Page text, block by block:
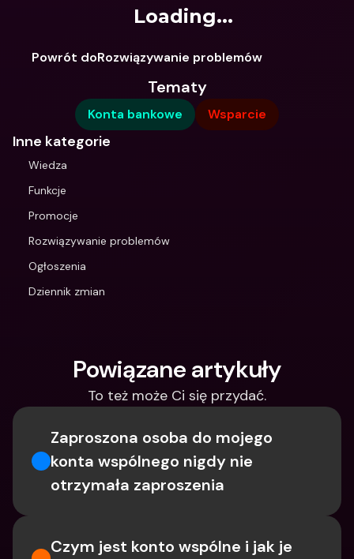
Loading...
Powrót doRozwiązywanie problemów
Tematy
Konta bankowe Wsparcie
Inne kategorie
Wiedza
Funkcje
Promocje
Rozwiązywanie problemów
Ogłoszenia
Dziennik zmian
Powiązane artykuły
To też może Ci się przydać.
Zaproszona osoba do mojego
konta wspólnego nigdy nie
otrzymała zaproszenia
Czym jest konto wspólne i jak je